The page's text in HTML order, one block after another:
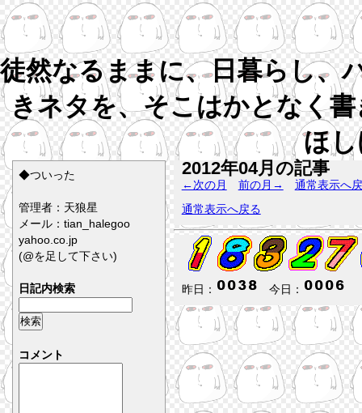
徒然なるままに、日暮らし、
きネタを、そこはかとなく
ほ
2012年04月の記事
←次の月 前の月→
通常表示へ
通常表示へ戻る
昨日： 今日：
◆ついった
管理者：天狼星
メール：tian_halegoo
yahoo.co.jp
(@を足して下さい)
日記内検索
コメント